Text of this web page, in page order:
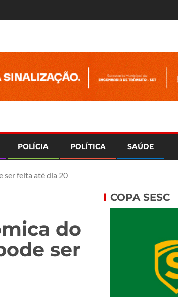
POLÍCIA POLÍTICA SAÚDE
ser feita até dia 20
do
ser
COPA SESC